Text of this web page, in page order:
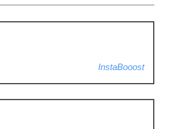
InstaBooost